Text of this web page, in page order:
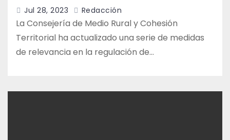
Jul 28, 2023 Redacción
La Consejería de Medio Rural y Cohesión
Territorial ha actualizado una serie de medidas
de relevancia en la regulación de…